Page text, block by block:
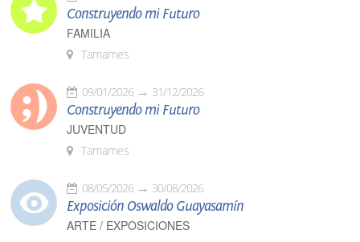
Construyendo mi Futuro
FAMILIA
Tamames
09/01/2026 31/12/2026
Construyendo mi Futuro
JUVENTUD
Tamames
08/05/2026 30/08/2026
Exposición Oswaldo Guayasamín
ARTE / EXPOSICIONES